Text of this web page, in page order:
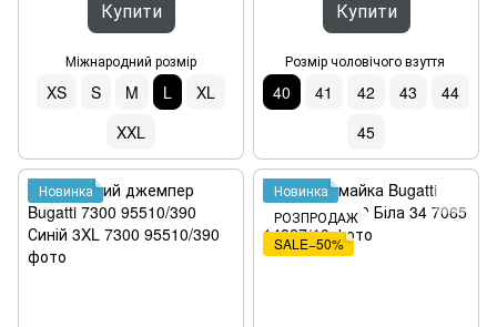
Купити
Міжнародний розмір
XS S M L
XL
XXL
Купити
Розмір чоловічого взуття
40 41 42 43
44
45
Новинка
Новинка
РОЗПРОДАЖ
SALE−50%